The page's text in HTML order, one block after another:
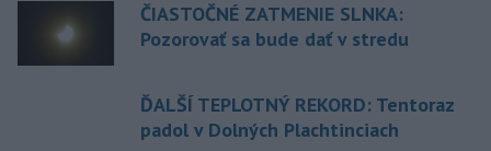
ČIASTOČNÉ ZATMENIE SLNKA:
Pozorovať sa bude dať v stredu
ĎALŠÍ TEPLOTNÝ REKORD: Tentoraz
padol v Dolných Plachtinciach